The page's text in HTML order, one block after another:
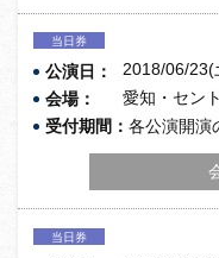
当日券
公演日：
2018/06/23(
会場：
愛知・セン
受付期間： 各公演開演
当日券